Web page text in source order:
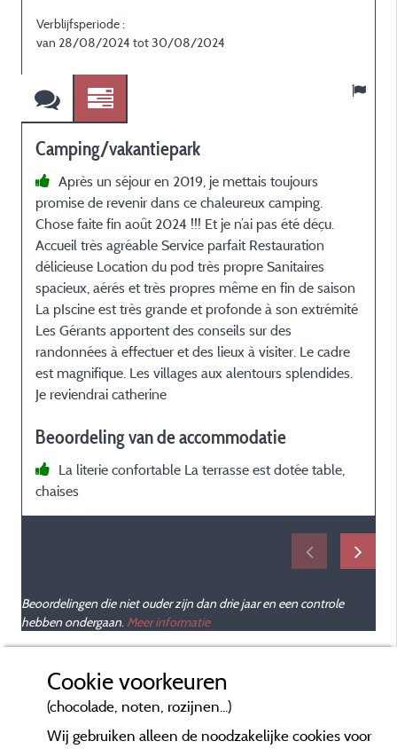
Verblijfsperiode :
van 28/08/2024 tot 30/08/2024
Camping/vakantiepark
Après un séjour en 2019, je mettais toujours
promise de revenir dans ce chaleureux camping.
Chose faite fin août 2024 !!! Et je n’ai pas été déçu.
Accueil très agréable Service parfait Restauration
délicieuse Location du pod très propre Sanitaires
spacieux, aérés et très propres même en fin de saison
La pIscine est très grande et profonde à son extrémité
Les Gérants apportent des conseils sur des
randonnées à effectuer et des lieux à visiter. Le cadre
est magnifique. Les villages aux alentours splendides.
Je reviendrai catherine
Beoordeling van de accommodatie
La literie confortable La terrasse est dotée table,
chaises
Beoordelingen die niet ouder zijn dan drie jaar en een controle
hebben ondergaan. Meer informatie
Cookie voorkeuren
(chocolade, noten, rozijnen...)
Wij gebruiken alleen de noodzakelijke cookies voor